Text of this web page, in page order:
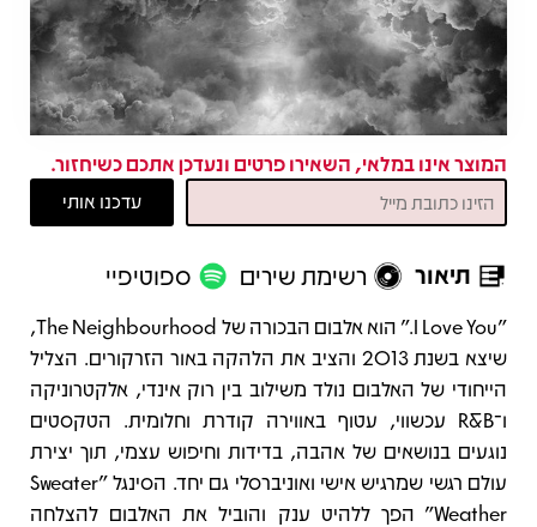
המוצר אינו במלאי, השאירו פרטים ונעדכן אתכם כשיחזור.
תיאור רשימת שירים ספוטיפיי
תיאור
"I Love You." הוא אלבום הבכורה של The Neighbourhood,
שיצא בשנת 2013 והציב את הלהקה באור הזרקורים. הצליל
הייחודי של האלבום נולד משילוב בין רוק אינדי, אלקטרוניקה
ו־R&B עכשווי, עטוף באווירה קודרת וחלומית. הטקסטים
נוגעים בנושאים של אהבה, בדידות וחיפוש עצמי, תוך יצירת
עולם רגשי שמרגיש אישי ואוניברסלי גם יחד. הסינגל "Sweater
Weather" הפך ללהיט ענק והוביל את האלבום להצלחה